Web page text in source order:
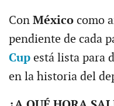
Con Méxicocomo
pendiente de cada
Cup está lista para
en la historia del